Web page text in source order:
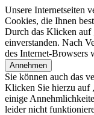
Unsere Internetseiten
Cookies, die Ihnen
Durch das Klicken auf
einverstanden. Nach
des Internet-Browsers
Annehmen
Sie können auch das
Klicken Sie hierzu auf
einige
leider nicht